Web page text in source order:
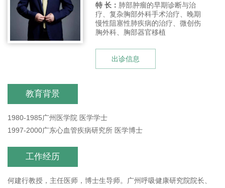
特 长： 肺部肿瘤的早期诊断与治
疗、复杂胸部外科手术治疗、晚期
慢性阻塞性肺疾病的治疗、微创伤
胸外科、胸部器官移植
出诊信息
教育背景
1980-1985广州医学院 医学学士
1997-2000广东心血管疾病研究所 医学博士
工作经历
何建行教授，主任医师，博士生导师。广州呼吸健康研究院院长、